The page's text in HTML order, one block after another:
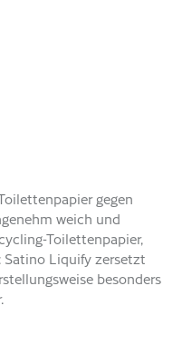
gegen
weich und
Toilettenpapier,
Liquify zersetzt
besonders